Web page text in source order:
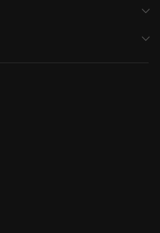
ータ・加工機用データ